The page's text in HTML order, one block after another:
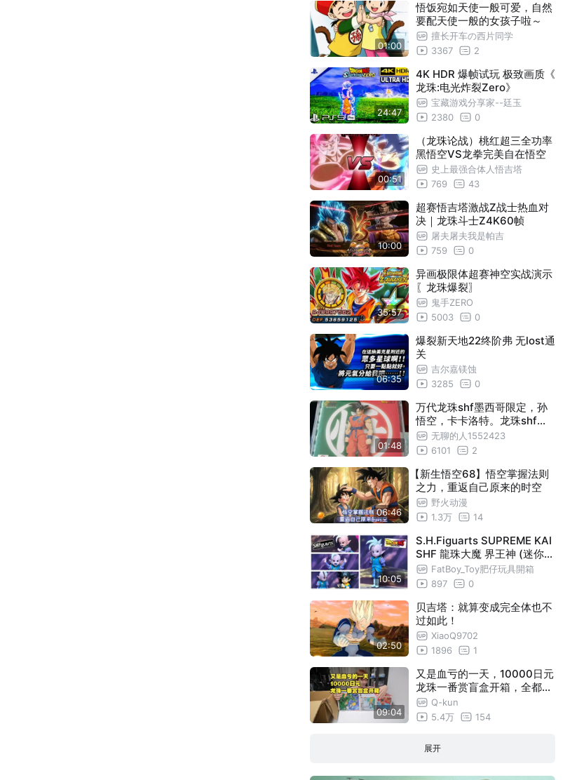
01:00
悟饭宛如天使一般可爱，自然
要配天使一般的女孩子啦～
擅长开车の西片同学
3367
2
24:47
4K HDR 爆帧试玩 极致画质《
龙珠:电光炸裂Zero》
宝藏游戏分享家--廷玉
2380
0
00:51
（龙珠论战）桃红超三全功率
黑悟空VS龙拳完美自在悟空
史上最强合体人悟吉塔
769
43
10:00
超赛悟吉塔激战Z战士热血对
决｜龙珠斗士Z4K60帧
屠夫屠夫我是帕吉
759
0
35:57
异画极限体超赛神空实战演示
〖龙珠爆裂〗
鬼手ZERO
5003
0
06:35
爆裂新天地22终阶弗 无lost通
关
吉尔嘉镁蚀
3285
0
01:48
万代龙珠shf墨西哥限定，孙
悟空，卡卡洛特。龙珠shf收
藏天花板4万2拿下。全球限量
500个。龙珠shf收藏生涯圆
无聊的人1552423
6101
2
06:46
【新生悟空68】悟空掌握法则
之力，重返自己原来的时空
野火动漫
1.3万
14
10:05
S.H.Figuarts SUPREME KAI
SHF 龍珠大魔 界王神 (迷你)
#dragonball #actionfigures
#anime
FatBoy_Toy肥仔玩具開箱
897
0
02:50
贝吉塔：就算变成完全体也不
过如此！
XiaoQ9702
1896
1
09:04
又是血亏的一天，10000日元
龙珠一番赏盲盒开箱，全都是
不值钱的
Q-kun
5.4万
154
展开